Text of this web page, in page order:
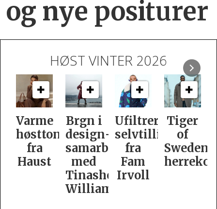
og nye positurer
HØST VINTER 2026
Brgn i
design­
samarbeid
med
Williamson
Ufiltrert
selvtillit
fra
Fam
Irvoll
Tiger
of
Swedens
herrekolleksjon
Slik
er
dame­